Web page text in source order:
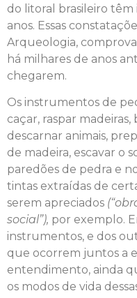
do litoral brasileiro
anos. Essas
Arqueologia,
há milhares de anos
chegarem.
Os instrumentos de
caçar, raspar madeiras,
descarnar animais,
de madeira, escavar o
paredões de pedra e
tintas extraídas de
serem apreciados
social”), por exemplo.
instrumentos, e dos
que ocorrem juntos a
entendimento, ainda
os modos de vida